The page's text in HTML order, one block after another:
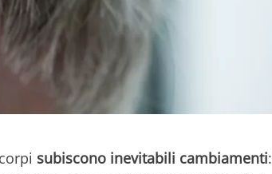
subiscono inevitabili cambiamenti: